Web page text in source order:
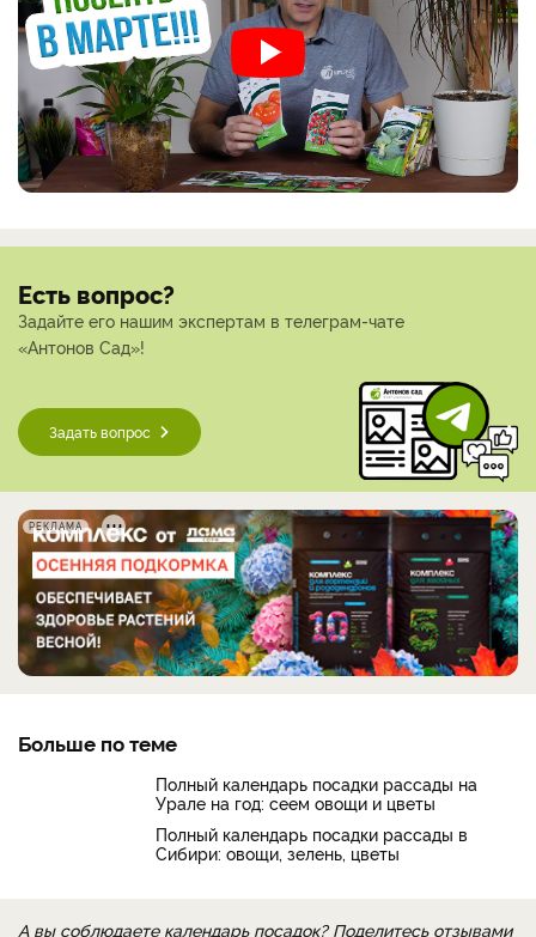
Есть вопрос?
Задайте его нашим экспертам в телеграм-чате
«Антонов Сад»!
Задать вопрос
РЕКЛАМА
Больше по теме
Полный календарь посадки рассады на
Урале на год: сеем овощи и цветы
Полный календарь посадки рассады в
Сибири: овощи, зелень, цветы
А вы соблюдаете календарь посадок? Поделитесь отзывами